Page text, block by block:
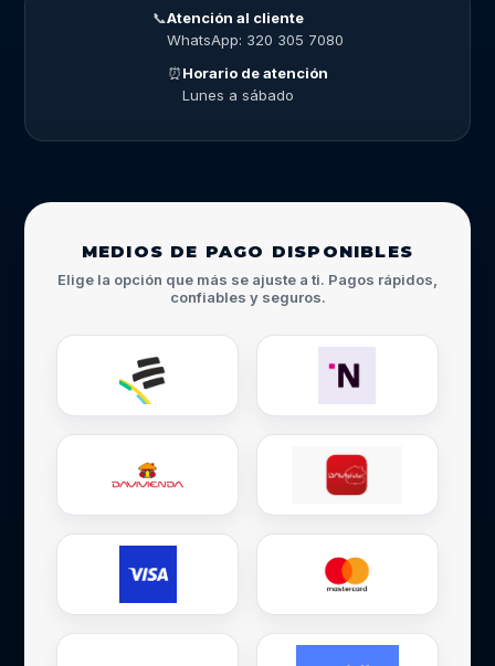
📞Atención al cliente
WhatsApp: 320 305 7080
⏰Horario de atención
Lunes a sábado
MEDIOS DE PAGO DISPONIBLES
Elige la opción que más se ajuste a ti. Pagos rápidos,
confiables y seguros.